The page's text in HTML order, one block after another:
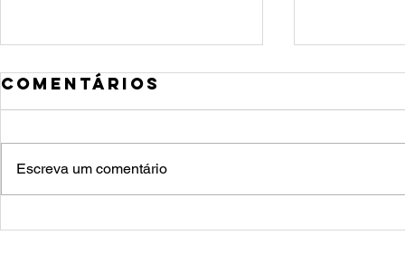
10 formas de
Comentários
Escreva um comentário